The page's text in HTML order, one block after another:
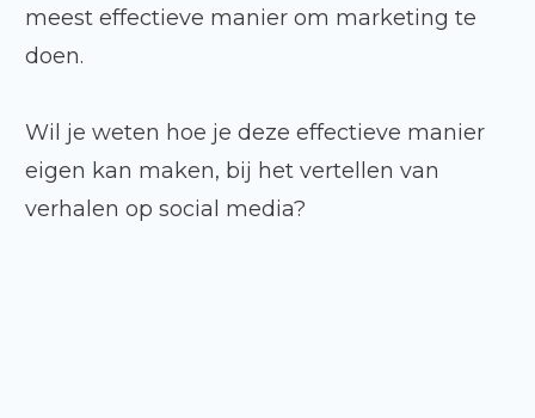
meest effectieve manier om marketing te
doen.
Wil je weten hoe je deze effectieve manier
eigen kan maken, bij het vertellen van
verhalen op social media?